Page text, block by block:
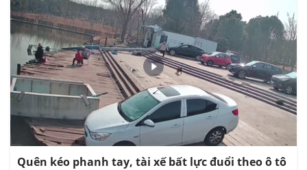
Quên kéo phanh tay, tài xế bất lực đuổi theo ô tô